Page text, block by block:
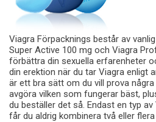
Viagra Förpacknings består av
Super Active 100 mg och Viagra
förbättra din sexuella erfarenheter
din erektion när du tar Viagra enligt
är ett bra sätt om du vill prova
avgöra vilken som fungerar bäst,
du beställer det så. Endast en typ
får du aldrig kombinera två eller